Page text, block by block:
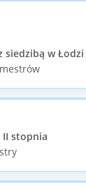
siedzibą w
II stopnia